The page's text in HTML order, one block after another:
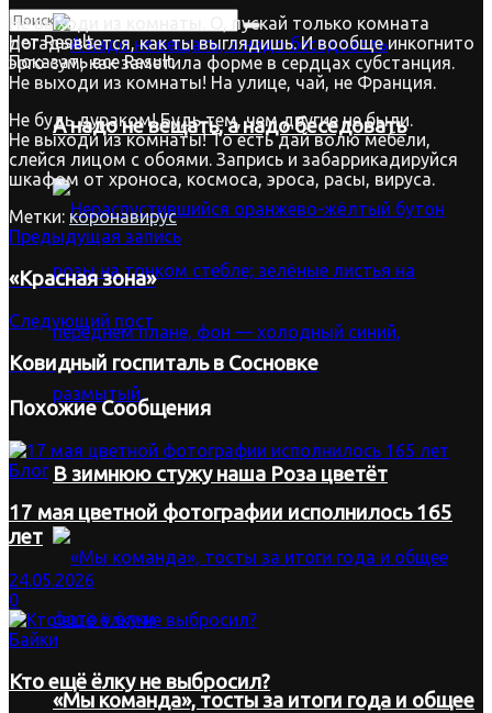
Нет Result
Показать все Result
А надо не вещать, а надо беседовать
В зимнюю стужу наша Роза цветёт
«Мы команда», тосты за итоги года и общее
Не выходи из комнаты. О, пускай только комната
догадывается, как ты выглядишь. И вообще инкогнито
эрго сум, как заметила форме в сердцах субстанция.
Не выходи из комнаты! На улице, чай, не Франция.
Не будь дураком! Будь тем, чем другие не были.
Не выходи из комнаты! То есть дай волю мебели,
слейся лицом с обоями. Запрись и забаррикадируйся
шкафом от хроноса, космоса, эроса, расы, вируса.
Метки: коронавирус
Предыдущая запись
«Красная зона»
Следующий пост
Ковидный госпиталь в Сосновке
ПохожиеСообщения
Блог
17 мая цветной фотографии исполнилось 165
лет
24.05.2026
0
Байки
Кто ещё ёлку не выбросил?